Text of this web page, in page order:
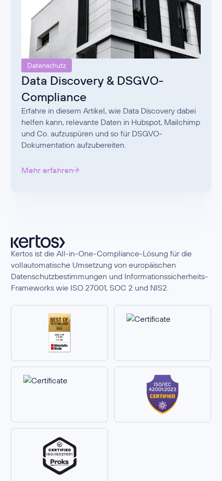
Datenschutz
Data Discovery & DSGVO-
Compliance
Erfahre in diesem Artikel, wie Data Discovery dabei
helfen kann, relevante Daten in Hubspot, Mailchimp
und Co. aufzuspüren und so für DSGVO-
Dokumentation aufzubereiten.
Mehr erfahren
Kertos ist die All-in-One-Compliance-Lösung für die
vollautomatische Umsetzung von europäischen
Datenschutzbestimmungen und Informationssicherheits-
Frameworks wie ISO 27001, SOC 2 und NIS2.